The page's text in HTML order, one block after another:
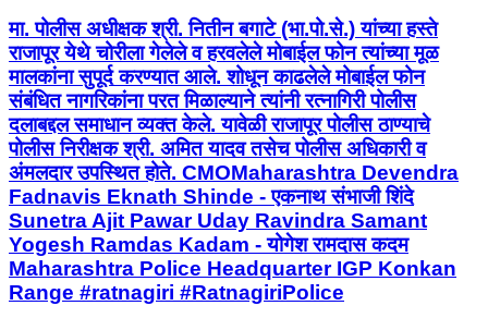
मा. पोलीस अधीक्षक श्री. नितीन बगाटे (भा.पो.से.) यांच्या हस्ते
राजापूर येथे चोरीला गेलेले व हरवलेले मोबाईल फोन त्यांच्या मूळ
मालकांना सुपूर्द करण्यात आले. शोधून काढलेले मोबाईल फोन
संबंधित नागरिकांना परत मिळाल्याने त्यांनी रत्नागिरी पोलीस
दलाबद्दल समाधान व्यक्त केले. यावेळी राजापूर पोलीस ठाण्याचे
पोलीस निरीक्षक श्री. अमित यादव तसेच पोलीस अधिकारी व
अंमलदार उपस्थित होते. CMOMaharashtra Devendra
Fadnavis Eknath Shinde - एकनाथ संभाजी शिंदे
Sunetra Ajit Pawar Uday Ravindra Samant
Yogesh Ramdas Kadam - योगेश रामदास कदम
Maharashtra Police Headquarter IGP Konkan
Range #ratnagiri #RatnagiriPolice